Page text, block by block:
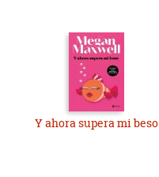
Y ahora supera mi beso